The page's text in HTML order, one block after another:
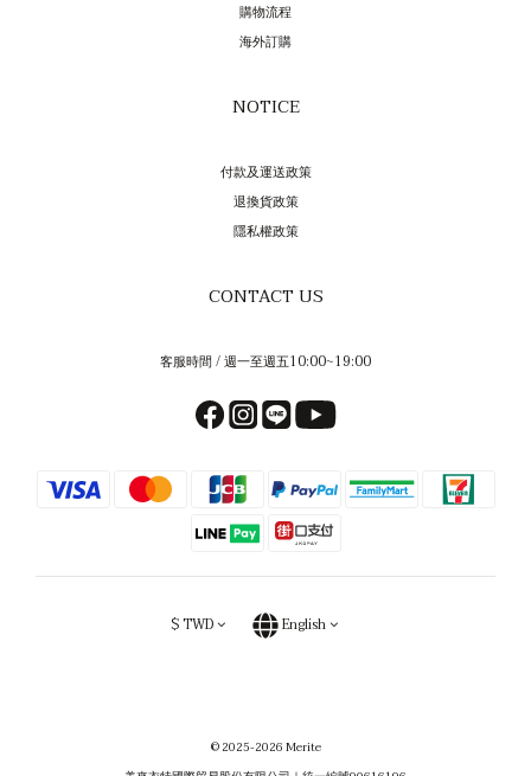
購物流程
海外訂購
NOTICE
付款及運送政策
退換貨政策
隱私權政策
CONTACT US
客服時間 / 週一至週五10:00~19:00
$TWD English
© 2025-2026 Merite